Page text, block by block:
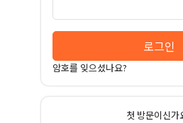
로그인
암호를 잊으셨나요?
첫 방문이신가